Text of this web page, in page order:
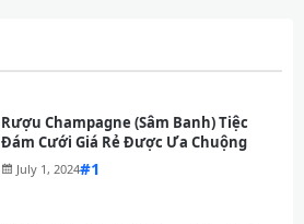
Rượu Champagne (Sâm Banh) Tiệc
Đám Cưới Giá Rẻ Được Ưa Chuộng
July 1, 2024#